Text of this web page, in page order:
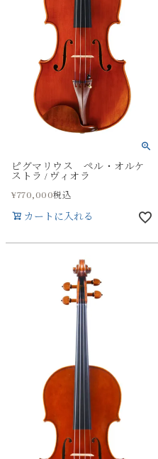
ピグマリウス ペル・オルケ
ストラ / ヴィオラ
¥770,000税込
カートに入れる